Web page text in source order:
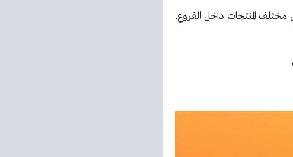
المنتجات داخل الفروع.